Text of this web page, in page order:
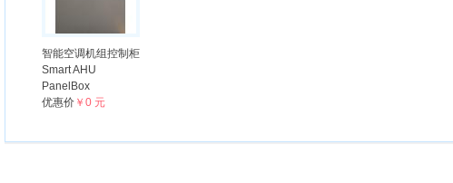
智能空调机组控制柜
Smart AHU
PanelBox
优惠价 ￥0 元